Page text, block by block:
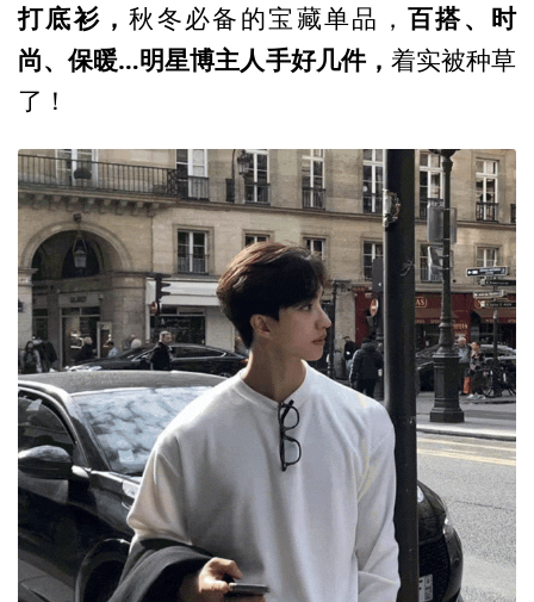
打底衫，秋冬必备的宝藏单品， 百搭、时
尚、保暖…明星博主人手好几件， 着实被种草
了！